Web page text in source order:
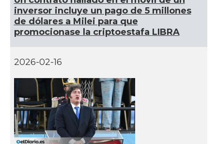
inversor incluye un pago de 5 millones
de dólares a Milei para que
promocionase la criptoestafa LIBRA
2026-02-16